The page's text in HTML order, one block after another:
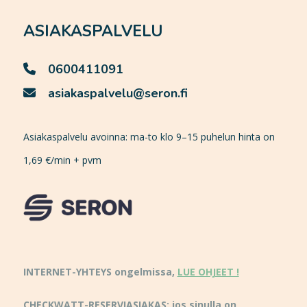
ASIAKASPALVELU
0600411091
asiakaspalvelu@seron.fi
Asiakaspalvelu avoinna: ma-to klo 9–15 puhelun hinta on
1,69 €/min + pvm
INTERNET-YHTEYS ongelmissa, LUE OHJEET !